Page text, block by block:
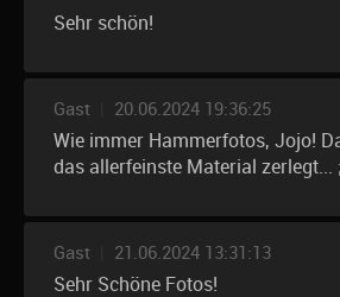
Sehr schön!
Gast 20.06.2024 19:36:25
Wie immer Hammerfotos, Jojo!
das allerfeinste Material zerlegt...
Gast 21.06.2024 13:31:13
Sehr Schöne Fotos!